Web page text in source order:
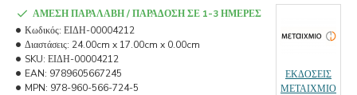
ΆΜΕΣΗ ΠΑΡΑΛΑΒΉ / ΠΑΡΆΔΟΣΗ ΣΕ 1-3 ΗΜΈΡΕΣ
Κωδικός: ΕΙΔΗ-00004212
Διαστάσεις: 24.00cm x 17.00cm x 0.00cm
SKU: ΕΙΔΗ-00004212
EAN: 9789605667245
MPN: 978-960-566-724-5
ΕΚΔΟΣΕΙΣ
ΜΕΤΑΙΧΜΙΟ